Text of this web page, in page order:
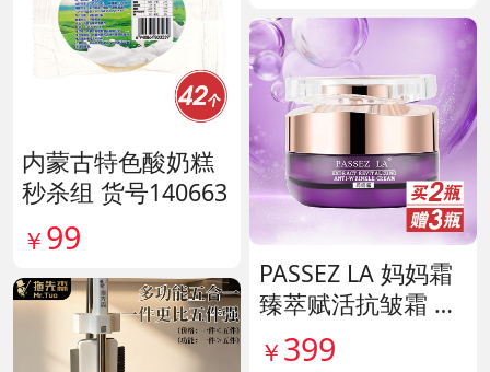
内蒙古特色酸奶糕
秒杀组 货号140663
￥ 99
PASSEZ LA 妈妈霜
臻萃赋活抗皱霜 货
号137759
￥ 399